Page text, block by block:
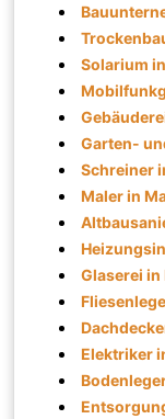
Solarium
Garten-
Schreiner
Maler in
Glaserei
Elektriker